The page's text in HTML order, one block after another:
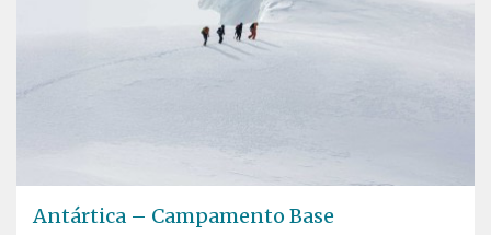
Antártica – Campamento Base